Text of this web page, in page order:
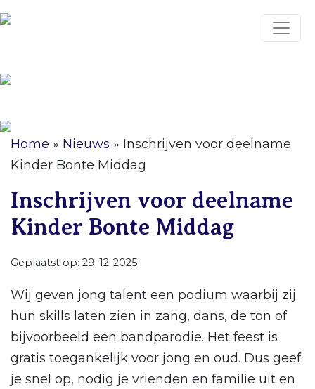
Home » Nieuws » Inschrijven voor deelname
Kinder Bonte Middag
Inschrijven voor deelname
Kinder Bonte Middag
Geplaatst op: 29-12-2025
Wij geven jong talent een podium waarbij zij
hun skills laten zien in zang, dans, de ton of
bijvoorbeeld een bandparodie. Het feest is
gratis toegankelijk voor jong en oud. Dus geef
je snel op, nodig je vrienden en familie uit en